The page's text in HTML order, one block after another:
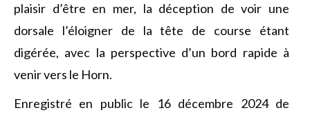
plaisir d’être en mer, la déception de voir une
dorsale l’éloigner de la tête de course étant
digérée, avec la perspective d’un bord rapide à
venir vers le Horn.
Enregistré en public le 16 décembre 2024 de